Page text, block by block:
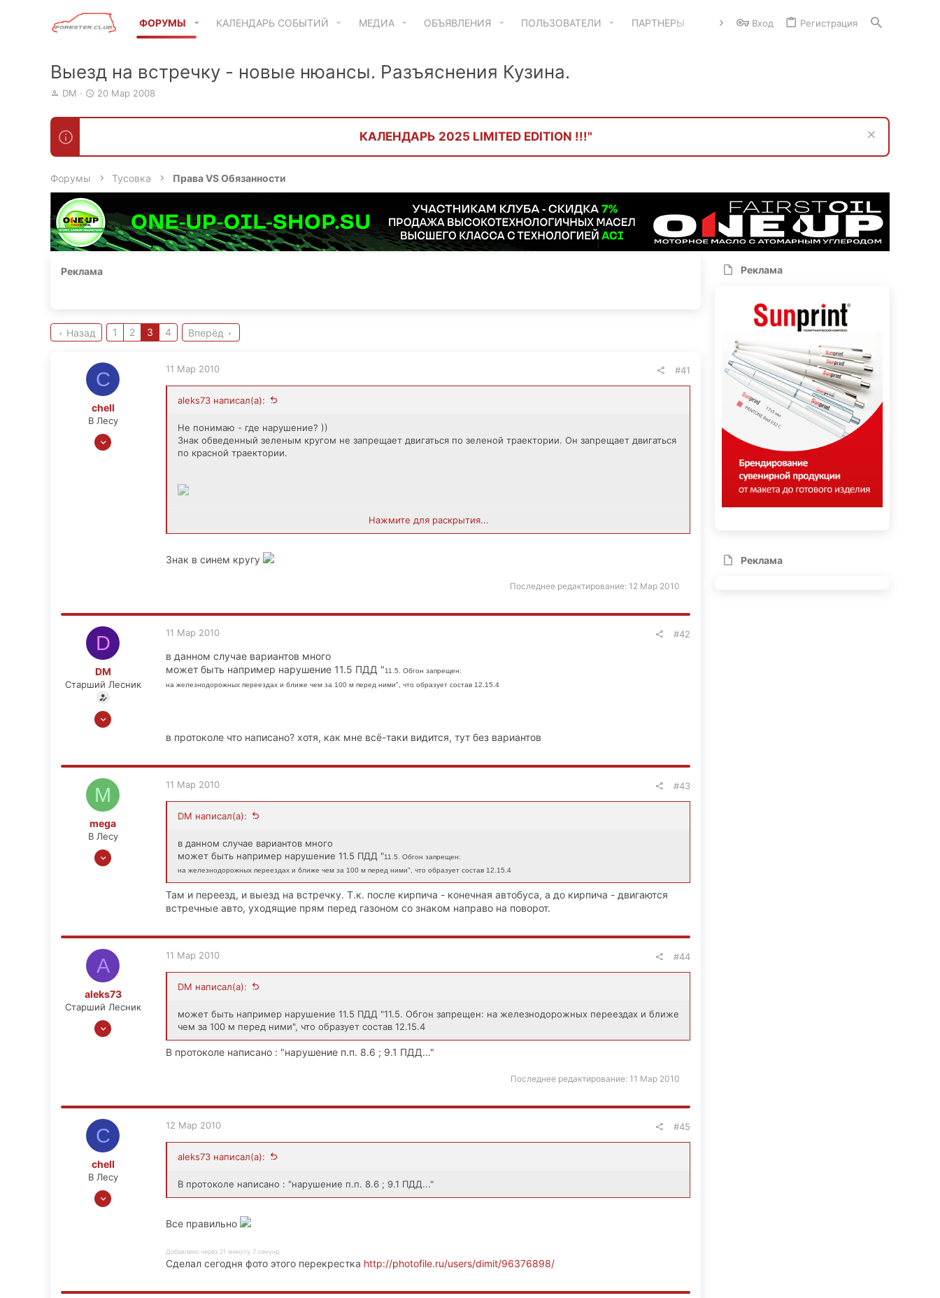
ФОРУМЫ КАЛЕНДАРЬ СОБЫТИЙ МЕДИА ОБЪЯВЛЕНИЯ ПОЛЬЗОВАТЕЛИ ПАРТНЕРЫ Вход Регистрация
Выезд на встречку - новые нюансы. Разъяснения Кузина.
А
т
о
р
т
м
ы
DM
Д
т
а
а
л
а
20 Мар 2008
КАЛЕНДАРЬ 2025 LIMITED EDITION !!!"
Форумы Тусовка Права VS Обязанности
Реклама
Назад 1 2 3 4 Вперёд
C
chell
В Лесу
5 Авг 2008
11 Мар 2010 #41
aleks73 написал(а):
Не понимаю - где нарушение? ))
Знак обведенный зеленым кругом не запрещает двигаться по зеленой траектории. Он запрещает двигаться
по красной траектории.
Есть еще знак в синем круге. Это тоже кирпич? Но и он не запрещает двигаться по зеленой траектории... ))
Нажмите для раскрытия...
Знак в синем кругу
Последнее редактирование: 12 Мар 2010
D
DM
Старший Лесник
18 Сен 2006
83
11 Мар 2010 #42
в данном случае вариантов много
может быть например нарушение 11.5 ПДД "11.5. Обгон запрещен:
на железнодорожных переездах и ближе чем за 100 м перед ними", что образует состав 12.15.4
в протоколе что написано? хотя, как мне всё-таки видится, тут без вариантов
M
mega
В Лесу
3 Сен 2008
Москва
11 Мар 2010 #43
DM написал(а):
в данном случае вариантов много
может быть например нарушение 11.5 ПДД "11.5. Обгон запрещен:
на железнодорожных переездах и ближе чем за 100 м перед ними", что образует состав 12.15.4
Там и переезд, и выезд на встречку. Т.к. после кирпича - конечная автобуса, а до кирпича - двигаются
встречные авто, уходящие прям перед газоном со знаком направо на поворот.
A
aleks73
Старший Лесник
26 Апр 2008
11 Мар 2010 #44
DM написал(а):
может быть например нарушение 11.5 ПДД "11.5. Обгон запрещен: на железнодорожных переездах и ближе
чем за 100 м перед ними", что образует состав 12.15.4
В протоколе написано : "нарушение п.п. 8.6 ; 9.1 ПДД..."
Последнее редактирование: 11 Мар 2010
C
chell
В Лесу
5 Авг 2008
12 Мар 2010 #45
aleks73 написал(а):
В протоколе написано : "нарушение п.п. 8.6 ; 9.1 ПДД..."
Все правильно
Добавлено через 21 минуту 7 секунд
Сделал сегодня фото этого перекрестка http://photofile.ru/users/dimit/96376898/
Реклама
Реклама